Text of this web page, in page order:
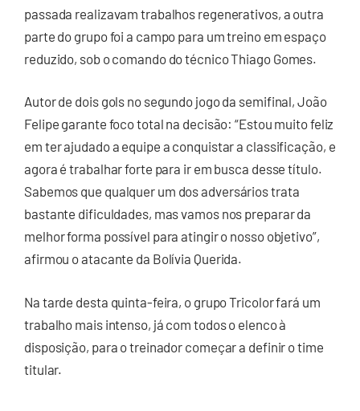
passada realizavam trabalhos regenerativos, a outra
parte do grupo foi a campo para um treino em espaço
reduzido, sob o comando do técnico Thiago Gomes.
Autor de dois gols no segundo jogo da semifinal, João
Felipe garante foco total na decisão: “Estou muito feliz
em ter ajudado a equipe a conquistar a classificação, e
agora é trabalhar forte para ir em busca desse título.
Sabemos que qualquer um dos adversários trata
bastante dificuldades, mas vamos nos preparar da
melhor forma possível para atingir o nosso objetivo”,
afirmou o atacante da Bolívia Querida.
Na tarde desta quinta-feira, o grupo Tricolor fará um
trabalho mais intenso, já com todos o elenco à
disposição, para o treinador começar a definir o time
titular.